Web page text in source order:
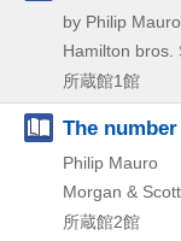
by Philip Mauro
Hamilton bros.
所蔵館1館
The
Philip Mauro
Morgan & Scott
所蔵館2館